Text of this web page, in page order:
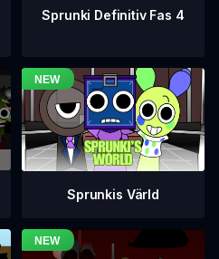
Sprunki Definitiv Fas 4
Sprunkis Värld